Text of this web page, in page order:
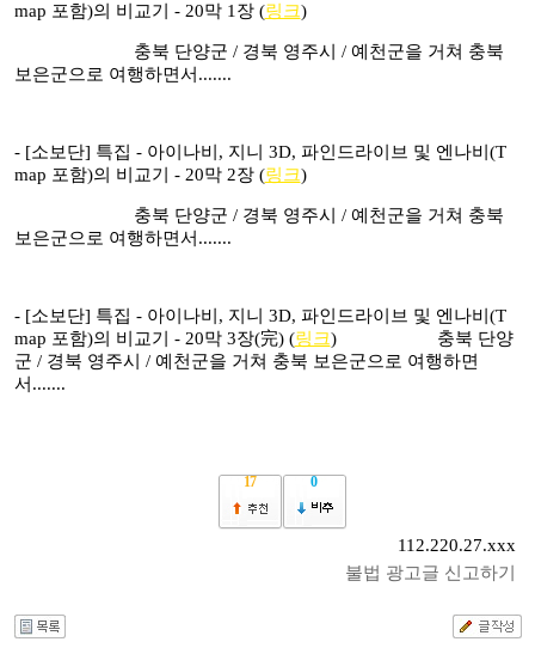
map 포함)의 비교기 - 20막 1장 (링크)
충북 단양군 / 경북 영주시 / 예천군을 거쳐 충북
보은군으로 여행하면서.......
- [소보단] 특집 - 아이나비, 지니 3D, 파인드라이브 및 엔나비(T
map 포함)의 비교기 - 20막 2장 (링크)
충북 단양군 / 경북 영주시 / 예천군을 거쳐 충북
보은군으로 여행하면서.......
- [소보단] 특집 - 아이나비, 지니 3D, 파인드라이브 및 엔나비(T
map 포함)의 비교기 - 20막 3장(完) (링크)충북 단양
군 / 경북 영주시 / 예천군을 거쳐 충북 보은군으로 여행하면
서.......
17 0
112.220.27.xxx
불법 광고글 신고하기